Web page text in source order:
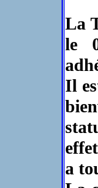
La
le
Il
a